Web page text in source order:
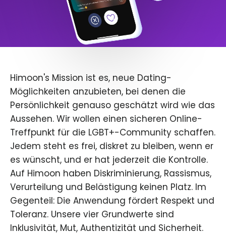
Himoon's Mission ist es, neue Dating-
Möglichkeiten anzubieten, bei denen die
Persönlichkeit genauso geschätzt wird wie das
Aussehen. Wir wollen einen sicheren Online-
Treffpunkt für die LGBT+-Community schaffen.
Jedem steht es frei, diskret zu bleiben, wenn er
es wünscht, und er hat jederzeit die Kontrolle.
Auf Himoon haben Diskriminierung, Rassismus,
Verurteilung und Belästigung keinen Platz. Im
Gegenteil: Die Anwendung fördert Respekt und
Toleranz. Unsere vier Grundwerte sind
Inklusivität, Mut, Authentizität und Sicherheit.